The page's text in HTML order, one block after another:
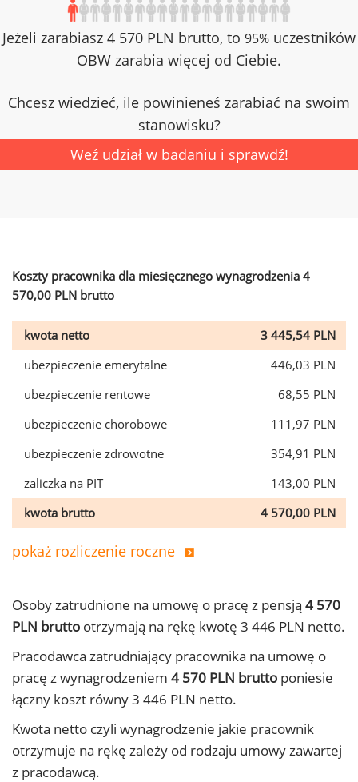
Jeżeli zarabiasz 4 570 PLN brutto, to 95% uczestników
OBW zarabia więcej od Ciebie.
Chcesz wiedzieć, ile powinieneś zarabiać na swoim
stanowisku?
Weź udział w badaniu i sprawdź!
Koszty pracownika dla miesięcznego wynagrodzenia 4
570,00 PLN brutto
kwota netto
3 445,54 PLN
ubezpieczenie emerytalne
446,03 PLN
ubezpieczenie rentowe
68,55 PLN
ubezpieczenie chorobowe
111,97 PLN
ubezpieczenie zdrowotne
354,91 PLN
zaliczka na PIT
143,00 PLN
kwota brutto
4 570,00 PLN
pokaż rozliczenie roczne
Osoby zatrudnione na umowę o pracę z pensją 4 570
PLN brutto otrzymają na rękę kwotę 3 446 PLN netto.
Pracodawca zatrudniający pracownika na umowę o
pracę z wynagrodzeniem 4 570 PLN brutto poniesie
łączny koszt równy 3 446 PLN netto.
Kwota netto czyli wynagrodzenie jakie pracownik
otrzymuje na rękę zależy od rodzaju umowy zawartej
z pracodawcą.